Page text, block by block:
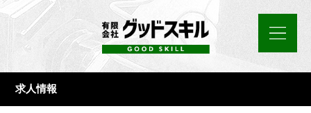
求人情報